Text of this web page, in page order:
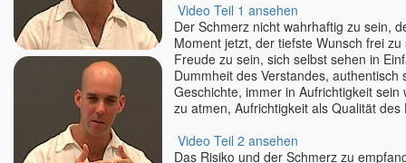
Video Teil 1 ansehen
Der Schmerz nicht wahrhaftig zu sein,
Moment jetzt, der tiefste Wunsch frei
Freude zu sein, sich selbst sehen in
Dummheit des Verstandes, authentisch
Geschichte, immer in Aufrichtigkeit sein
zu atmen, Aufrichtigkeit als Qualität des
Video Teil 2 ansehen
Das Risiko und der Schmerz zu